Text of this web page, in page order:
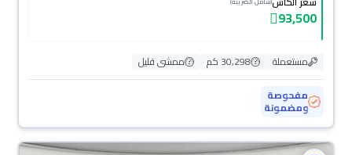
93,500
مستعملة 30,298 كم
ممشى قليل
مفحوصة
ومضمونة